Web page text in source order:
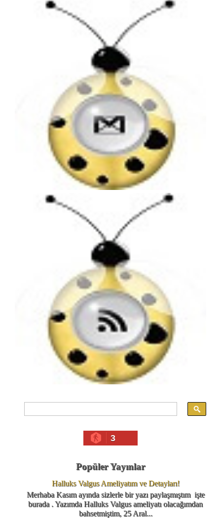
3
Popüler Yayınlar
Halluks Valgus Ameliyatım ve Detayları!
Merhaba Kasım ayında sizlerle bir yazı paylaşmıştım işte
burada . Yazımda Halluks Valgus ameliyatı olacağımdan
bahsetmiştim, 25 Aral...